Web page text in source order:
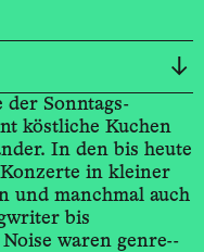
der Sonntags­
köstliche Kuchen
In den bis heute
Konzerte in kleiner
und manchmal auch
bis
waren genre-­